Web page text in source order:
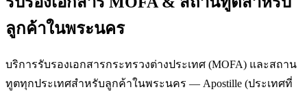
ลูกค้าในพระนคร
บริการรับรองเอกสารกระทรวงต่างประเทศ (MOFA) และสถาน
ทูตทุกประเทศสำหรับลูกค้าในพระนคร — Apostille (ประเทศที่